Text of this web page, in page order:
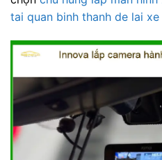
tai quan binh thanh de lai